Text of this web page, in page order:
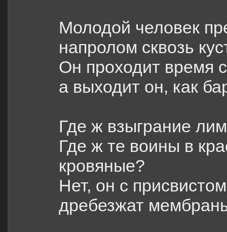
Молодой человек
напролом сквозь
Он проходит время
а выходит он, как
Где ж взыграние
Где ж те воины в
кровяные?
Нет, он с
дребезжат